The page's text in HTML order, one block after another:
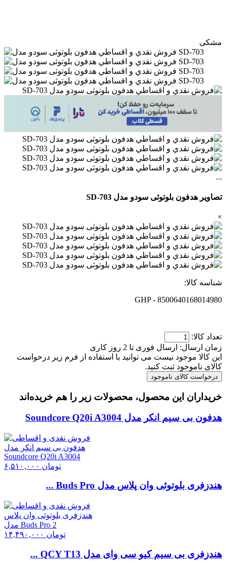
مشکی
...
تصاویر هدفون بلوتوثی سودو مدل SD-703
×
شناسه کالا:
GHP - 8500640168014980
تعداد کالا:
زمان ارسال: ارسال فوری تا 2 روز کاری
این کالا موجود نیست می توانید با استفاده از فرم زیر درخواست
کالای ناموجود ثبت کنید.
خریداران این محصول، محصولات زیر را هم خریده‌اند
هدفون بی سیم انکر مدل Soundcore Q20i A3004
۶,۵۱۰,۰۰۰ تومان
هندزفری بلوتوثی وان پلاس مدل Buds Pro ...
۱۴,۴۹۰,۰۰۰ تومان
هندزفری بی سیم کیو سی وای مدل QCY T13 ...